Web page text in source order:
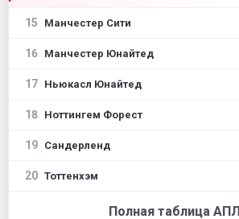
15 Манчестер Сити
16 Манчестер Юнайтед
17 Ньюкасл Юнайтед
18 Ноттингем Форест
19 Сандерленд
20 Тоттенхэм
Полная таблица АПЛ